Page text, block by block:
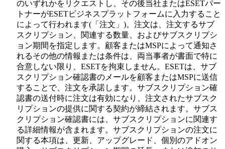
のいずれかをリクエストし、その後当社またはESETパー
トナーがESETビジネスプラットフォームに入力すること
によって行われます(「 注文 」)。注文は、注文するサブ
スクリプション、関連する数量、およびサブスクリプシ
ョン期間を指定します。顧客またはMSPによって通知さ
れるその他の情報または条件は、両当事者が書面で特に
合意しない限り、ESETを拘束しません。ESETは、サブ
スクリプション確認書のメールを顧客またはMSPに送信
することで、注文を承諾します。サブスクリプション確
認書の送付時に注文は有効になり、注文されたサブスク
リプションの提供に関する契約が締結されます。サブス
クリプション確認書には、サブスクリプションに関連す
る詳細情報が含まれます。サブスクリプションの注文に
関する本項は、更新、アップグレード、個別のアドオン